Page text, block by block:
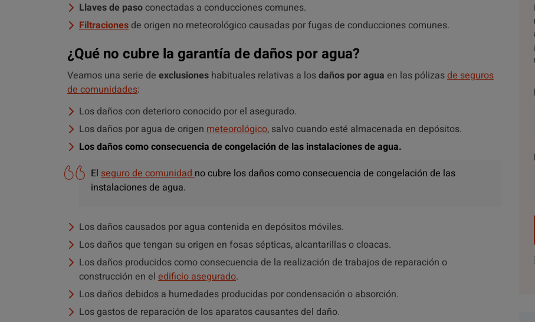
Llaves de pasoconectadas a conducciones comunes.
Filtraciones de origen no meteorológico causadas por fugas de conducciones comunes.
¿Qué no cubre la garantía de daños por agua?
Veamos una serie de exclusiones habituales relativas a losdaños por agua en las pólizasde seguros
de comunidades:
Los daños con deterioro conocido por el asegurado.
Los daños por agua de origen meteorológico, salvo cuando esté almacenada en depósitos.
Los daños como consecuencia de congelación de las instalaciones de agua.
El seguro de comunidadno cubre los daños como consecuencia de congelación de las
instalaciones de agua.
Los daños causados por agua contenida en depósitos móviles.
Los daños que tengan su origen en fosas sépticas, alcantarillas o cloacas.
Los daños producidos como consecuencia de la realización de trabajos de reparación o
construcción en el edificio asegurado.
Los daños debidos a humedades producidas por condensación o absorción.
Los gastos de reparación de los aparatos causantes del daño.